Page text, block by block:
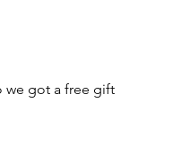
we got a free gift